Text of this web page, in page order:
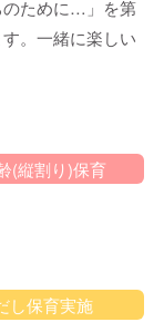
のために…」を第
。一緒に楽しい
(縦割り)保育
し保育実施